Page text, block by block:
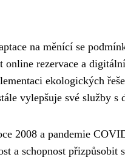
na měnící se
online rezervace a
ekologických
vylepšuje své služby s
2008 a pandemie
a schopnost přizpůsobit